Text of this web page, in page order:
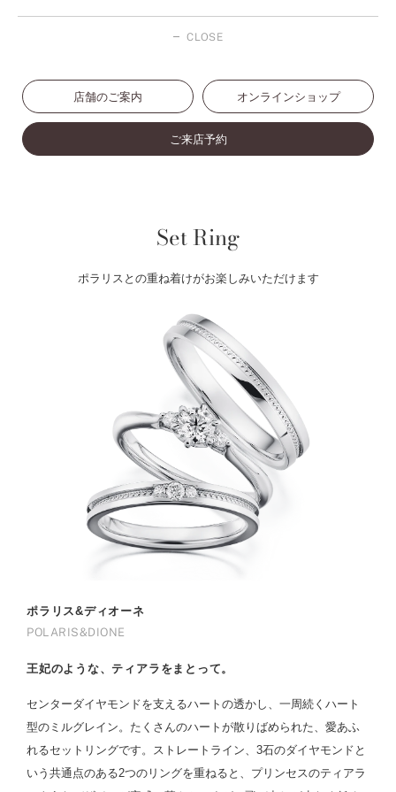
CLOSE
店舗のご案内 オンラインショップ
ご来店予約
Set Ring
ポラリスとの重ね着けがお楽しみいただけます
ポラリス&ディオーネ
POLARIS&DIONE
王妃のような、ティアラをまとって。
センターダイヤモンドを支えるハートの透かし、一周続くハート
型のミルグレイン。たくさんのハートが散りばめられた、愛あふ
れるセットリングです。ストレートライン、3石のダイヤモンドと
いう共通点のある2つのリングを重ねると、プリンセスのティアラ